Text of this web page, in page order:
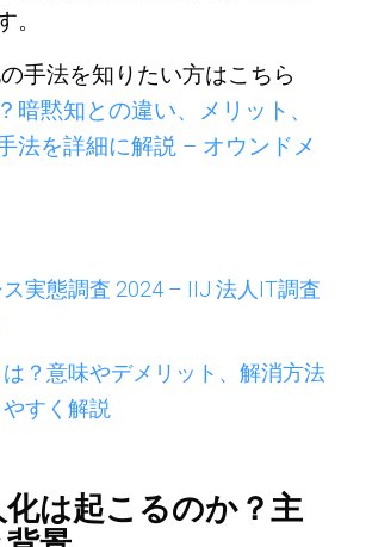
。
手法を知りたい方はこちら
暗黙知との違い、メリット、
法を詳細に解説 – オウンドメ
実態調査 2024 – IIJ 法人IT調査
は？意味やデメリット、解消方法
すく解説
は起こるのか？主